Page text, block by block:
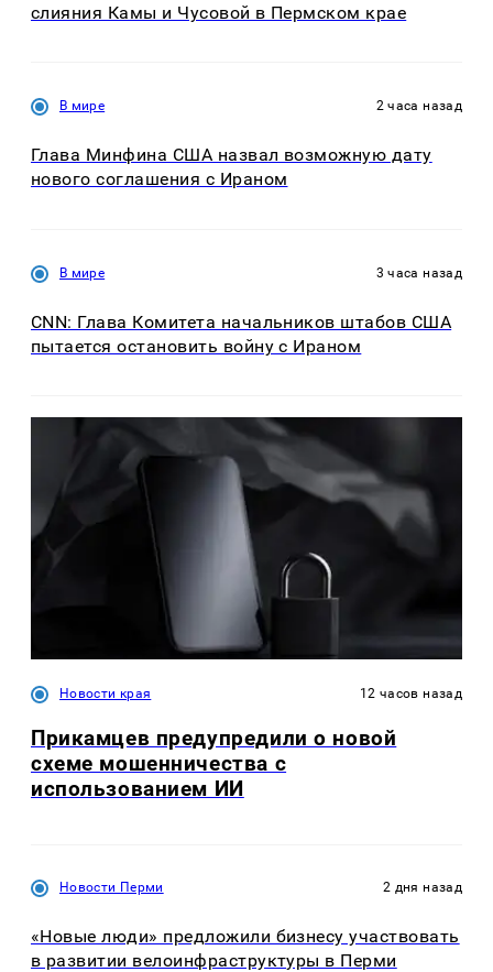
слияния Камы и Чусовой в Пермском крае
В мире 2 часа назад
Глава Минфина США назвал возможную дату
нового соглашения с Ираном
В мире 3 часа назад
CNN: Глава Комитета начальников штабов США
пытается остановить войну с Ираном
Новости края 12 часов назад
Прикамцев предупредили о новой
схеме мошенничества с
использованием ИИ
Новости Перми 2 дня назад
«Новые люди» предложили бизнесу участвовать
в развитии велоинфраструктуры в Перми